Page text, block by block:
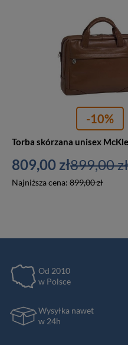
-10%
809,00 zł
Najniższa cena: 899,00 zł
899,00 zł
Od 2010
w Polsce
Wysyłka nawet
w 24h